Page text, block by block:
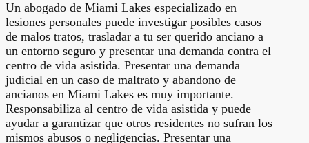
Un abogado de Miami Lakes especializado en
lesiones personales puede investigar posibles casos
de malos tratos, trasladar a tu ser querido anciano a
un entorno seguro y presentar una demanda contra el
centro de vida asistida. Presentar una demanda
judicial en un caso de maltrato y abandono de
ancianos en Miami Lakes es muy importante.
Responsabiliza al centro de vida asistida y puede
ayudar a garantizar que otros residentes no sufran los
mismos abusos o negligencias. Presentar una